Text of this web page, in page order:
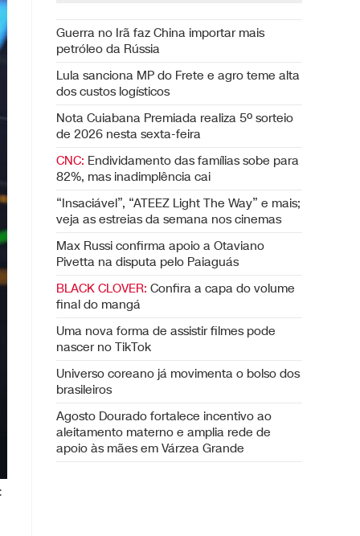
Guerra no Irã faz China importar mais
petróleo da Rússia
Lula sanciona MP do Frete e agro teme alta
dos custos logísticos
Nota Cuiabana Premiada realiza 5º sorteio
de 2026 nesta sexta-feira
CNC: Endividamento das famílias sobe para
82%, mas inadimplência cai
“Insaciável”, “ATEEZ Light The Way” e mais;
veja as estreias da semana nos cinemas
Max Russi confirma apoio a Otaviano
Pivetta na disputa pelo Paiaguás
BLACK CLOVER: Confira a capa do volume
final do mangá
Uma nova forma de assistir filmes pode
nascer no TikTok
Universo coreano já movimenta o bolso dos
brasileiros
Agosto Dourado fortalece incentivo ao
aleitamento materno e amplia rede de
apoio às mães em Várzea Grande